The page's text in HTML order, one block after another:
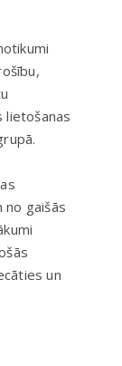
lietošanas
gaišās
un